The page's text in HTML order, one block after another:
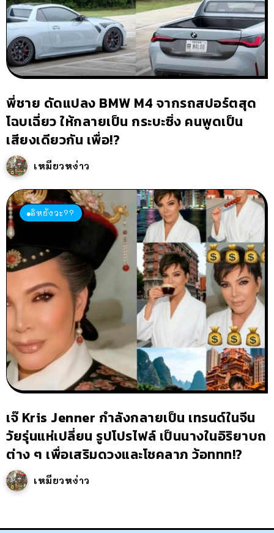
พี่ชาย ดัดแปลง BMW M4 จากรถสปอร์ตสุด
โฉบเฉี่ยว ให้กลายเป็น กระบะซิ่ง คนพูดเป็น
เสียงเดียวกัน เพื่อ!?
เหมียวหง่าว
อิหยังวะ??
เจ๊ Kris Jenner กำลังกลายเป็น เทรนด์ในจีน
วัยรุ่นแห่เปลี่ยน รูปโปรไฟล์ เป็นนางในอิริยาบถ
ต่าง ๆ เพื่อเสริมดวงและโชคลาภ ว้อททท!?
เหมียวหง่าว